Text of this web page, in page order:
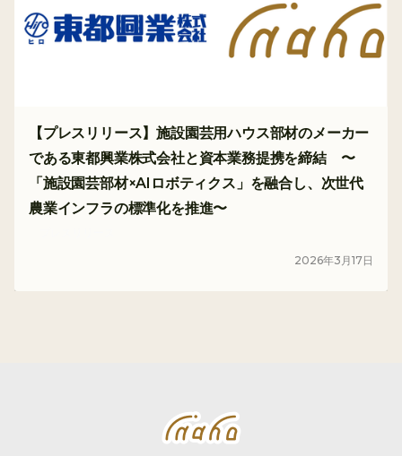
【プレスリリース】施設園芸用ハウス部材のメーカー
である東都興業株式会社と資本業務提携を締結 〜
「施設園芸部材×AIロボティクス」を融合し、次世代
農業インフラの標準化を推進〜
2026年3 月17日